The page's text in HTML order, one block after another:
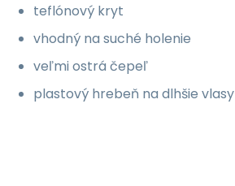
teflónový kryt
vhodný na suché holenie
veľmi ostrá čepeľ
plastový hrebeň na dlhšie vlasy